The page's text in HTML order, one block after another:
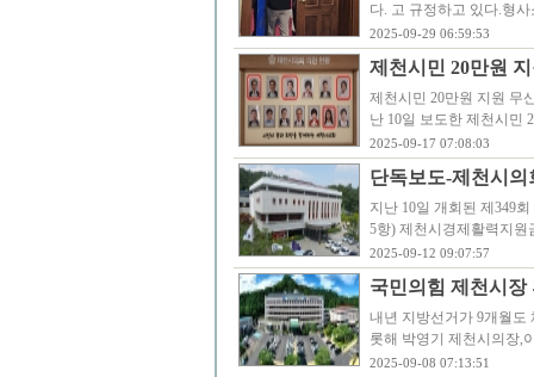
다. 고 규정하고 있다.형
2025-09-29 06:59:53
제천시민 20만원
제천시민 20만원 지원 무
난 10일 보도한 제천시민
2025-09-17 07:08:03
단독보도-제천시
지난 10일 개회된 제349
5항) 제천시경제활력지
2025-09-12 09:07:57
국민의힘 제천시장
내년 지방선거가 9개월도
롯해 박영기 제천시의장,
2025-09-08 07:13:51